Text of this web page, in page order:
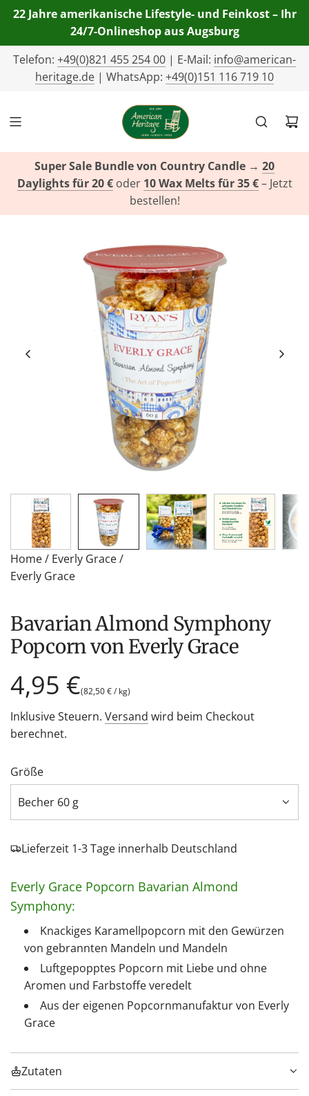
22 Jahre amerikanische Lifestyle- und Feinkost – Ihr
24/7-Onlineshop aus Augsburg
Telefon: +49(0)821 455 254 00 | E-Mail: info@american-
heritage.de | WhatsApp: +49(0)151 116 719 10
Super Sale Bundle von Country Candle → 20
Daylights für 20 €oder 10 Wax Melts für 35 €– Jetzt
bestellen!
Home/ Everly Grace/
Everly Grace
Bavarian Almond Symphony
Popcorn von Everly Grace
Regulärer
Preis
4,95 €(82,50 €/ kg)
Inklusive Steuern. Versand wird beim Checkout
berechnet.
Größe
Becher 60 g
Lieferzeit 1-3 Tage innerhalb Deutschland
Everly Grace Popcorn Bavarian Almond
Symphony:
Knackiges Karamellpopcorn mit den Gewürzen
von gebrannten Mandeln und Mandeln
Luftgepopptes Popcorn mit Liebe und ohne
Aromen und Farbstoffe veredelt
Aus der eigenen Popcornmanufaktur von Everly
Grace
Zutaten